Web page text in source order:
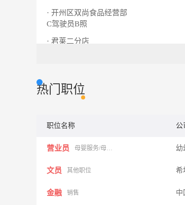
· 开州区双尚食品经营部
C驾驶员B照
· 君莱二分店
热门职位
职位名称 公
营业员 母婴服务/母婴行业 幼
文员 其他职位 希
金融 销售 中